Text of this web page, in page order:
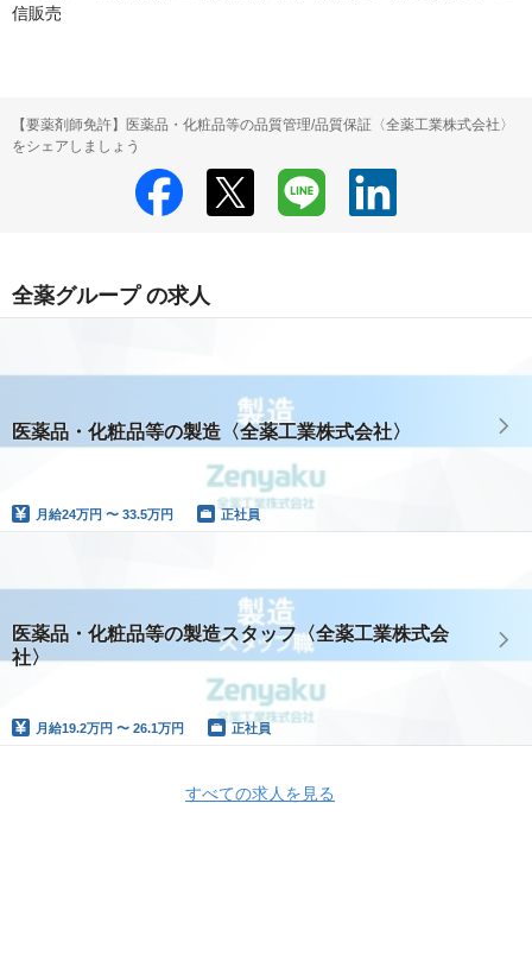
信販売
【要薬剤師免許】医薬品・化粧品等の品質管理/品質保証〈全薬工業株式会社〉
をシェアしましょう
全薬グループ の求人
医薬品・化粧品等の製造〈全薬工業株式会社〉
月給24万円 〜 33.5万円 正社員
医薬品・化粧品等の製造スタッフ〈全薬工業株式会
社〉
月給19.2万円 〜 26.1万円 正社員
すべての求人を見る